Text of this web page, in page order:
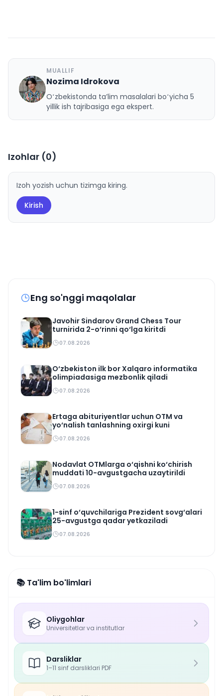
N
MUALLIF
Nozima Idrokova
Oʻzbekistonda taʼlim masalalari boʻyicha 5
yillik ish tajribasiga ega ekspert.
Izohlar (0)
Izoh yozish uchun tizimga kiring.
Kirish
Eng so'nggi maqolalar
Javohir Sindarov Grand Chess Tour
turnirida 2-o‘rinni qo‘lga kiritdi
07.08.2026
O‘zbekiston ilk bor Xalqaro informatika
olimpiadasiga mezbonlik qiladi
07.08.2026
Ertaga abituriyentlar uchun OTM va
yo‘nalish tanlashning oxirgi kuni
07.08.2026
Nodavlat OTMlarga o‘qishni ko‘chirish
muddati 10-avgustgacha uzaytirildi
07.08.2026
1-sinf o‘quvchilariga Prezident sovg‘alari
25-avgustga qadar yetkaziladi
07.08.2026
📚 Ta'lim bo'limlari
Oliygohlar
Universitetlar va institutlar
Darsliklar
1–11 sinf darsliklari PDF